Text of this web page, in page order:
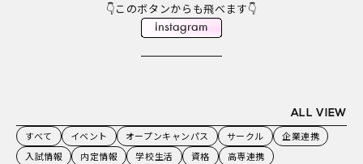
👇このボタンからも飛べます👇
ALL VIEW
すべて イベント オープンキャンパス サークル
企業連携
入試情報
内定情報 学校生活 資格 高専連携